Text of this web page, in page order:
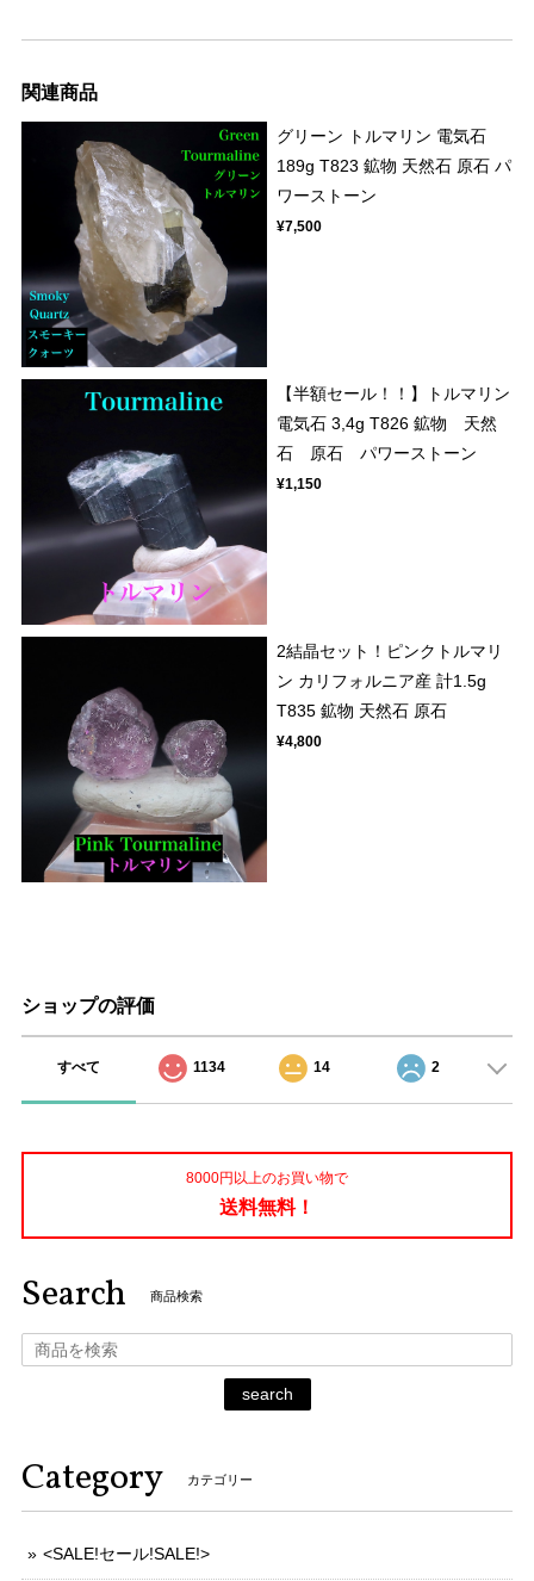
関連商品
グリーン トルマリン 電気石
189g T823 鉱物 天然石 原石 パ
ワーストーン
¥7,500
【半額セール！！】トルマリン
電気石 3,4g T826 鉱物 天然
石 原石 パワーストーン
¥1,150
2結晶セット！ピンクトルマリ
ン カリフォルニア産 計1.5g
T835 鉱物 天然石 原石
¥4,800
ショップの評価
すべて 1134 14 2
8000円以上のお買い物で
送料無料！
Search 商品検索
search
Category カテゴリー
<SALE!セール!SALE!>